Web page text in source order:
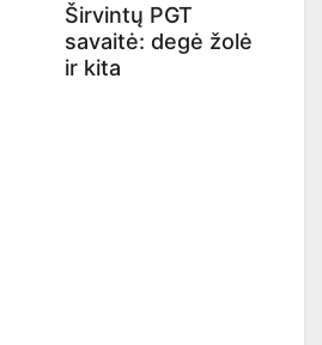
Širvintų PGT
savaitė: degė žolė
ir kita